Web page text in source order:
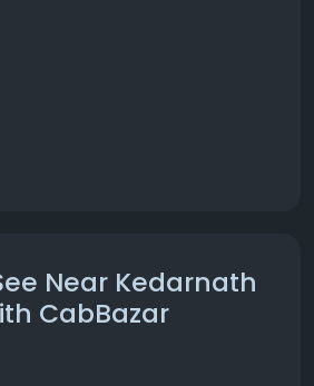
Near Kedarnath
CabBazar